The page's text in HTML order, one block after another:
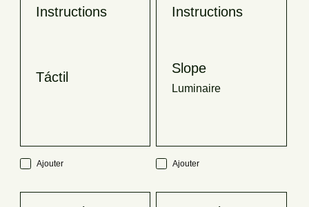
Instructions
Táctil
Ajouter
Instructions
Slope
Luminaire
Ajouter